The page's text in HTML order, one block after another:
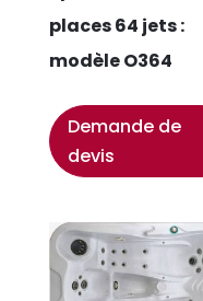
places 64 jets :
modèle O364
Demande de
devis